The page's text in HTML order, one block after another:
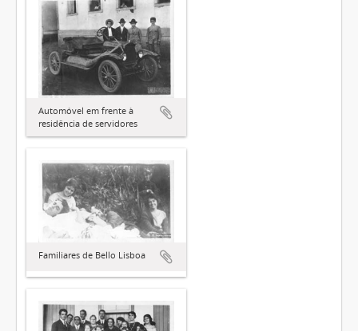
Automóvel em frente à
residência de servidores
Familiares de Bello Lisboa